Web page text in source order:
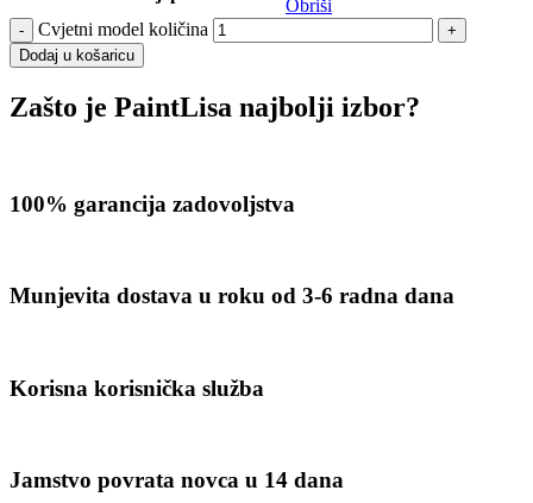
Obriši
Cvjetni model količina
Dodaj u košaricu
Zašto je PaintLisa najbolji izbor?
100% garancija zadovoljstva
Munjevita dostava u roku od 3-6 radna dana
Korisna korisnička služba
Jamstvo povrata novca u 14 dana